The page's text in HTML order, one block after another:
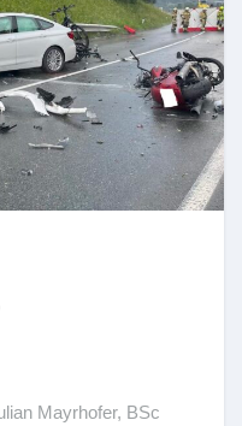
Mayrhofer, BSc